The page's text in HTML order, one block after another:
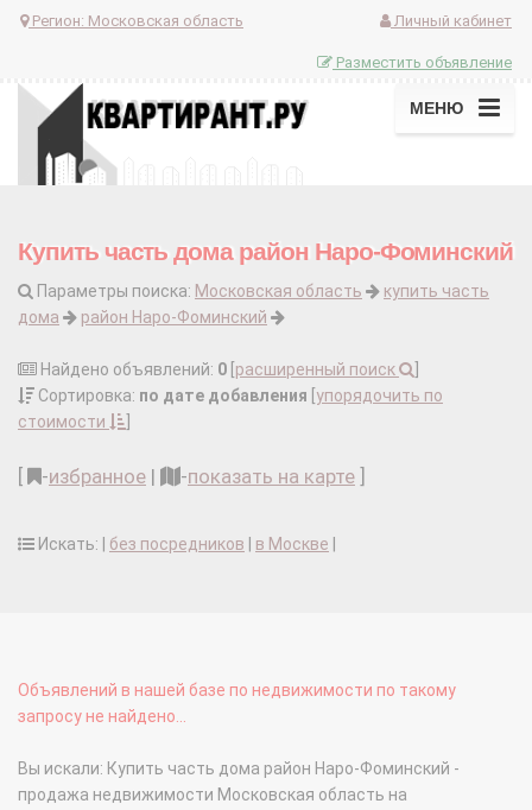
Регион: Московская область Личный кабинет
Разместить объявление
МЕНЮ
Купить часть дома район Наро-Фоминский
Параметры поиска: Московская область
купить часть
дома
район Наро-Фоминский
Найдено объявлений: 0 расширенный поиск
Сортировка: по дате добавления упорядочить по
стоимости
-избранное | -показать на карте
Искать: | без посредников в Москве
Объявлений в нашей базе по недвижимости по такому
запросу не найдено...
Вы искали: Купить часть дома район Наро-Фоминский -
продажа недвижимости Московская область на